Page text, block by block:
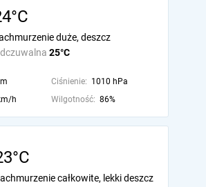
25°C
duże, deszcz
Ciśnienie: 1010 hPa
h Wilgotność: 86%
całkowite, lekki deszcz